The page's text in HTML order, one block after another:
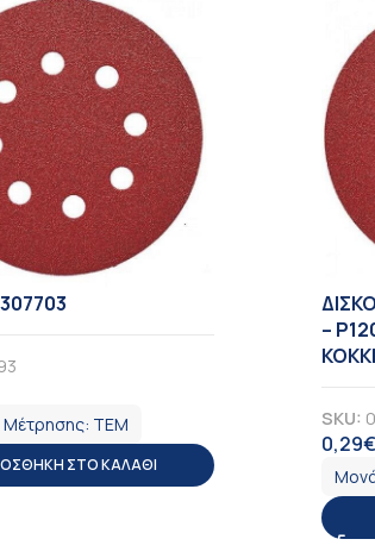
ΤΕΜ
ΣΤΟ ΚΑΛΆΘΙ
–
SKU:
0,29€